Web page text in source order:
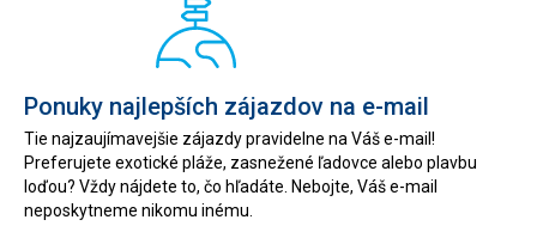
Ponuky najlepších zájazdov na e-mail
Tie najzaujímavejšie zájazdy pravidelne na Váš e-mail!
Preferujete exotické pláže, zasnežené ľadovce alebo plavbu
loďou? Vždy nájdete to, čo hľadáte. Nebojte, Váš e-mail
neposkytneme nikomu inému.